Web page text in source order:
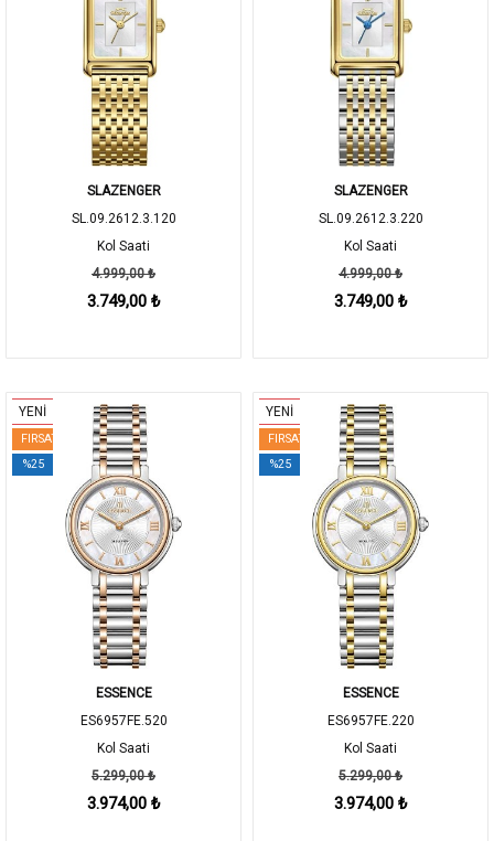
SLAZENGER
SL.09.2612.3.120
Kol Saati
4.999,00 ₺
3.749,00 ₺
SLAZENGER
SL.09.2612.3.220
Kol Saati
4.999,00 ₺
3.749,00 ₺
YENİ
FIRSAT
%25
ESSENCE
ES6957FE.520
Kol Saati
5.299,00 ₺
3.974,00 ₺
YENİ
FIRSAT
%25
ESSENCE
ES6957FE.220
Kol Saati
5.299,00 ₺
3.974,00 ₺